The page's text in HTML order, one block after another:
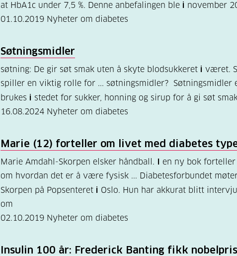
at HbA1c under 7,5 %. Denne anbefalingen ble i november
01.10.2019 Nyheter om diabetes
Søtningsmidler
søtning: De gir søt smak uten å skyte blodsukkeret i været.
spiller en viktig rolle for ... søtningsmidler? Søtningsmidler
brukes i stedet for sukker, honning og sirup for å gi søt
16.08.2024 Nyheter om diabetes
Marie (12) forteller om livet med diabetes
Marie Amdahl-Skorpen elsker håndball. I en ny bok
om hvordan det er å være fysisk ... Diabetesforbundet
Skorpen på Popsenteret i Oslo. Hun har akkurat blitt
om
02.10.2019 Nyheter om diabetes
Insulin 100 år: Frederick Banting fikk